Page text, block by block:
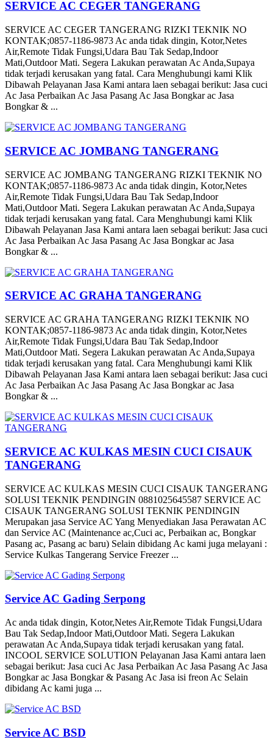
SERVICE AC CEGER TANGERANG
SERVICE AC CEGER TANGERANG RIZKI TEKNIK NO
KONTAK;0857-1186-9873 Ac anda tidak dingin, Kotor,Netes
Air,Remote Tidak Fungsi,Udara Bau Tak Sedap,Indoor
Mati,Outdoor Mati. Segera Lakukan perawatan Ac Anda,Supaya
tidak terjadi kerusakan yang fatal. Cara Menghubungi kami Klik
Dibawah Pelayanan Jasa Kami antara laen sebagai berikut: Jasa cuci
Ac Jasa Perbaikan Ac Jasa Pasang Ac Jasa Bongkar ac Jasa
Bongkar & ...
SERVICE AC JOMBANG TANGERANG
SERVICE AC JOMBANG TANGERANG RIZKI TEKNIK NO
KONTAK;0857-1186-9873 Ac anda tidak dingin, Kotor,Netes
Air,Remote Tidak Fungsi,Udara Bau Tak Sedap,Indoor
Mati,Outdoor Mati. Segera Lakukan perawatan Ac Anda,Supaya
tidak terjadi kerusakan yang fatal. Cara Menghubungi kami Klik
Dibawah Pelayanan Jasa Kami antara laen sebagai berikut: Jasa cuci
Ac Jasa Perbaikan Ac Jasa Pasang Ac Jasa Bongkar ac Jasa
Bongkar & ...
SERVICE AC GRAHA TANGERANG
SERVICE AC GRAHA TANGERANG RIZKI TEKNIK NO
KONTAK;0857-1186-9873 Ac anda tidak dingin, Kotor,Netes
Air,Remote Tidak Fungsi,Udara Bau Tak Sedap,Indoor
Mati,Outdoor Mati. Segera Lakukan perawatan Ac Anda,Supaya
tidak terjadi kerusakan yang fatal. Cara Menghubungi kami Klik
Dibawah Pelayanan Jasa Kami antara laen sebagai berikut: Jasa cuci
Ac Jasa Perbaikan Ac Jasa Pasang Ac Jasa Bongkar ac Jasa
Bongkar & ...
SERVICE AC KULKAS MESIN CUCI CISAUK
TANGERANG
SERVICE AC KULKAS MESIN CUCI CISAUK TANGERANG
SOLUSI TEKNIK PENDINGIN 0881025645587 SERVICE AC
CISAUK TANGERANG SOLUSI TEKNIK PENDINGIN
Merupakan jasa Service AC Yang Menyediakan Jasa Perawatan AC
dan Service AC (Maintenance ac,Cuci ac, Perbaikan ac, Bongkar
Pasang ac, Pasang ac baru) Selain dibidang Ac kami juga melayani :
Service Kulkas Tangerang Service Freezer ...
Service AC Gading Serpong
Ac anda tidak dingin, Kotor,Netes Air,Remote Tidak Fungsi,Udara
Bau Tak Sedap,Indoor Mati,Outdoor Mati. Segera Lakukan
perawatan Ac Anda,Supaya tidak terjadi kerusakan yang fatal.
INCOOL SERVICE SOLUTION Pelayanan Jasa Kami antara laen
sebagai berikut: Jasa cuci Ac Jasa Perbaikan Ac Jasa Pasang Ac Jasa
Bongkar ac Jasa Bongkar & Pasang Ac Jasa isi freon Ac Selain
dibidang Ac kami juga ...
Service AC BSD